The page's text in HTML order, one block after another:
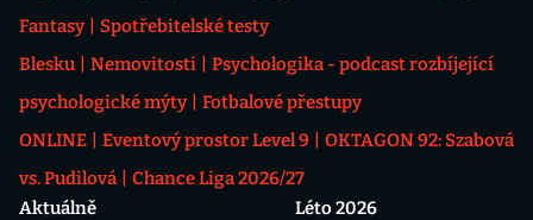
Fantasy
Spotřebitelské testy
Blesku
Nemovitosti
Psychologika - podcast rozbíjející
psychologické mýty
Fotbalové přestupy
ONLINE
Eventový prostor Level 9
OKTAGON 92: Szabová
vs. Pudilová
Chance Liga 2026/27
Aktuálně
Léto 2026